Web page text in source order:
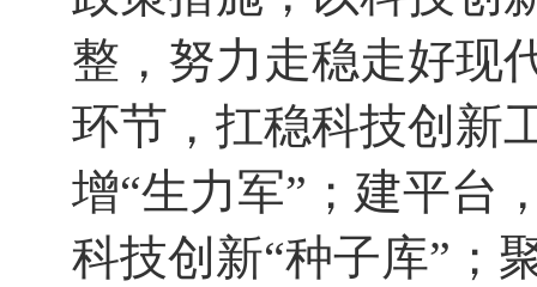
整，努力走稳走好现
环节，扛稳科技创新
增“生力军”；建平台
科技创新“种子库”；